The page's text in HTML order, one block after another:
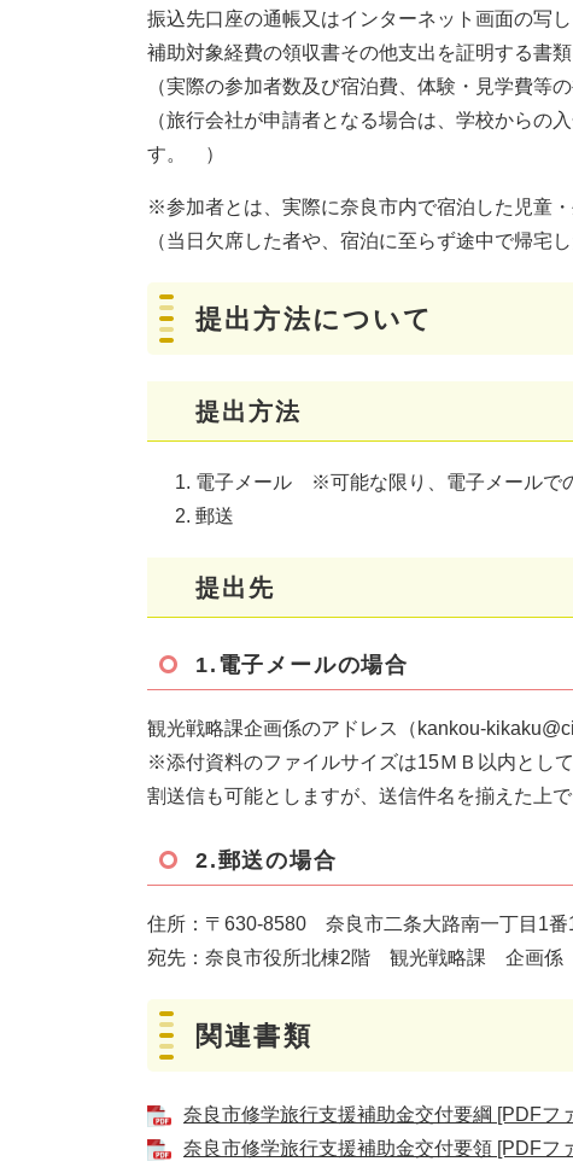
振込先口座の通帳又はインターネット画面の写し
補助対象経費の領収書その他支出を証明する書類
（実際の参加者数及び宿泊費、体験・見学費等
（旅行会社が申請者となる場合は、学校からの
す。 ）
※参加者とは、実際に奈良市内で宿泊した児童・
（当日欠席した者や、宿泊に至らず途中で帰宅
提出方法について
提出方法
電子メール ※可能な限り、電子メールで
郵送
提出先
1.電子メールの場合
観光戦略課企画係のアドレス（kankou-
​※添付資料のファイルサイズは15ＭＢ以内とし
割送信も可能としますが、送信件名を揃えた上
2.郵送の場合
住所：〒630-8580 奈良市二条大路南一丁目1番
宛先：奈良市役所北棟2階 観光戦略課 企画係
関連書類
奈良市修学旅行支援補助金交付要綱 [PDFフ
奈良市修学旅行支援補助金交付要領 [PDFフ